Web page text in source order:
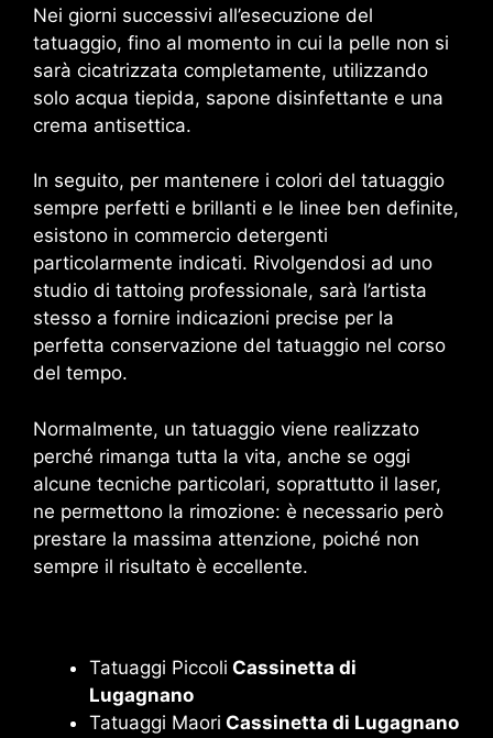
Nei giorni successivi all’esecuzione del
tatuaggio, fino al momento in cui la pelle non si
sarà cicatrizzata completamente, utilizzando
solo acqua tiepida, sapone disinfettante e una
crema antisettica.
In seguito, per mantenere i colori del tatuaggio
sempre perfetti e brillanti e le linee ben definite,
esistono in commercio detergenti
particolarmente indicati. Rivolgendosi ad uno
studio di tattoing professionale, sarà l’artista
stesso a fornire indicazioni precise per la
perfetta conservazione del tatuaggio nel corso
del tempo.
Normalmente, un tatuaggio viene realizzato
perché rimanga tutta la vita, anche se oggi
alcune tecniche particolari, soprattutto il laser,
ne permettono la rimozione: è necessario però
prestare la massima attenzione, poiché non
sempre il risultato è eccellente.
Tatuaggi Piccoli Cassinetta di
Lugagnano
Tatuaggi Maori Cassinetta di Lugagnano